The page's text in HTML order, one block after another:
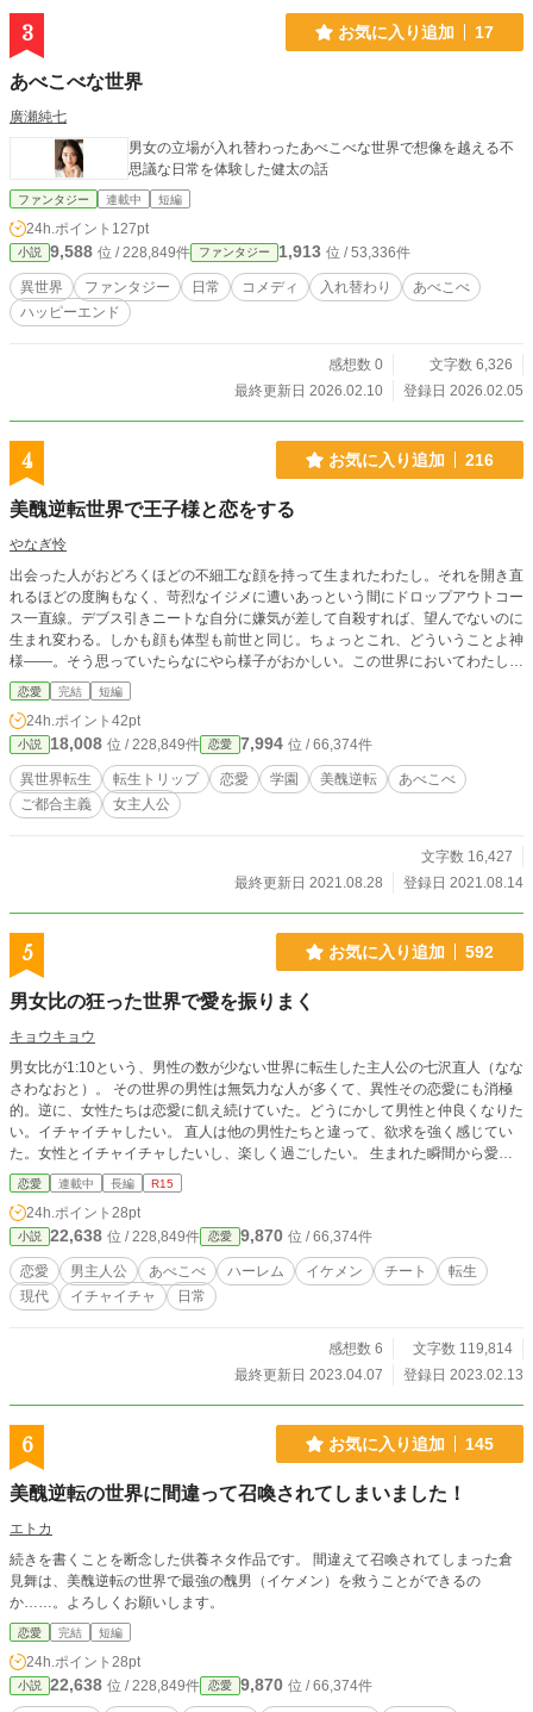
3 お気に入り追加 17
あべこべな世界
廣瀬純七
男女の立場が入れ替わったあべこべな世界で想像を越える不
思議な日常を体験した健太の話
ファンタジー 連載中 短編
24h.ポイント 127pt
小説 9,588 位 / 228,849件 ファンタジー 1,913 位 / 53,336件
異世界 ファンタジー 日常 コメディ 入れ替わり
あべこべ
ハッピーエンド
感想数 0
文字数 6,326
最終更新日 2026.02.10
登録日 2026.02.05
4 お気に入り追加 216
美醜逆転世界で王子様と恋をする
やなぎ怜
出会った人がおどろくほどの不細工な顔を持って生まれたわたし。それを開き直
れるほどの度胸もなく、苛烈なイジメに遭いあっという間にドロップアウトコー
ス一直線。デブス引きニートな自分に嫌気が差して自殺すれば、望んでないのに
生まれ変わる。しかも顔も体型も前世と同じ。ちょっとこれ、どういうことよ神
様――。そう思っていたらなにやら様子がおかしい。この世界においてわたしの
容姿は周囲にはおどろくほどの美少女に見えるらしいのだ。それでも美少女とし
て生きる度胸のないわたしは、慎ましやかに生活しようとする。そんなときに
「だれもがおどろくほどの不細工」と評される王子様とのお見合いパーティーに
引っぱり出されて……。
恋愛 完結 短編
24h.ポイント 42pt
小説 18,008 位 / 228,849件 恋愛 7,994 位 / 66,374件
異世界転生 転生トリップ 恋愛 学園 美醜逆転
あべこべ
ご都合主義
女主人公
文字数 16,427
最終更新日 2021.08.28
登録日 2021.08.14
5 お気に入り追加 592
男女比の狂った世界で愛を振りまく
キョウキョウ
男女比が1:10という、男性の数が少ない世界に転生した主人公の七沢直人（なな
さわなおと）。 その世界の男性は無気力な人が多くて、異性その恋愛にも消極
的。逆に、女性たちは恋愛に飢え続けていた。どうにかして男性と仲良くなりた
い。イチャイチャしたい。 直人は他の男性たちと違って、欲求を強く感じてい
た。女性とイチャイチャしたいし、楽しく過ごしたい。 生まれた瞬間から愛さ
れ続けてきた七沢直人は、その愛を周りの女性に返そうと思った。 デートした
り、手料理を振る舞ったり、一緒に趣味を楽しんだりする。その他にも、色々
と。 本作品は、男女比の異なる世界の女性たちと積極的に触れ合っていく様子
を描く物語です。 ※カクヨムにも掲載中の作品です。
恋愛 連載中 長編 R15
24h.ポイント 28pt
小説 22,638 位 / 228,849件 恋愛 9,870 位 / 66,374件
恋愛 男主人公 あべこべ ハーレム イケメン チート
転生
現代
イチャイチャ 日常
感想数 6
文字数 119,814
最終更新日 2023.04.07
登録日 2023.02.13
6 お気に入り追加 145
美醜逆転の世界に間違って召喚されてしまいました！
エトカ
続きを書くことを断念した供養ネタ作品です。 間違えて召喚されてしまった倉
見舞は、美醜逆転の世界で最強の醜男（イケメン）を救うことができるの
か……。よろしくお願いします。
恋愛 完結 短編
24h.ポイント 28pt
小説 22,638 位 / 228,849件 恋愛 9,870 位 / 66,374件